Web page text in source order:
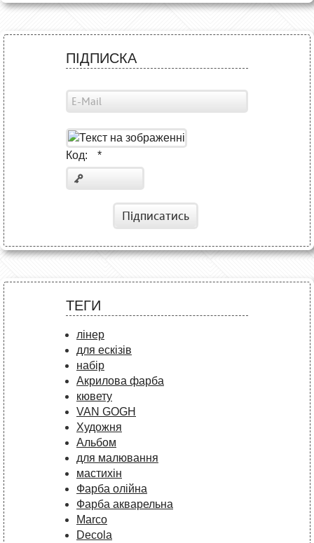
ПІДПИСКА
Код: *
Підписатись
ТЕГИ
лінер
для ескізів
набір
Акрилова фарба
кювету
VAN GOGH
Художня
Альбом
для малювання
мастихін
Фарба олійна
Фарба акварельна
Marco
Decola